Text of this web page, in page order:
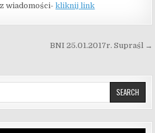
wiadomości-kliknij link
BNI 25.01.2017r. Supraśl →